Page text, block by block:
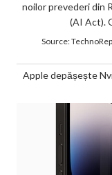
noilor prevederi din
(AI Act).
Source:
Apple depășește